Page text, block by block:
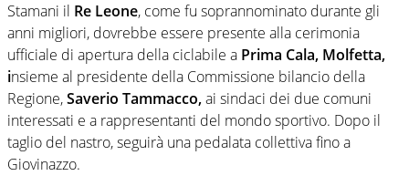
Stamani il Re Leone, come fu soprannominato durante gli
anni migliori, dovrebbe essere presente alla cerimonia
ufficiale di apertura della ciclabile a Prima Cala, Molfetta,
insieme al presidente della Commissione bilancio della
Regione,Saverio Tammacco,ai sindaci dei due comuni
interessati e a rappresentanti del mondo sportivo. Dopo il
taglio del nastro, seguirà una pedalata collettiva fino a
Giovinazzo.